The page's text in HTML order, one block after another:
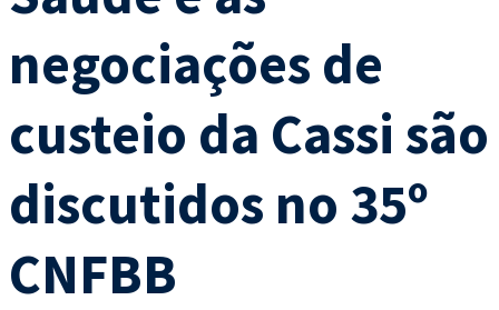
negociações de
custeio da Cassi são
discutidos no 35º
CNFBB